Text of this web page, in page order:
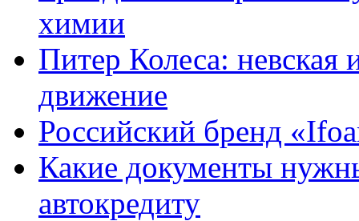
химии
Питер Колеса: невская
движение
Российский бренд
Какие документы
автокредиту